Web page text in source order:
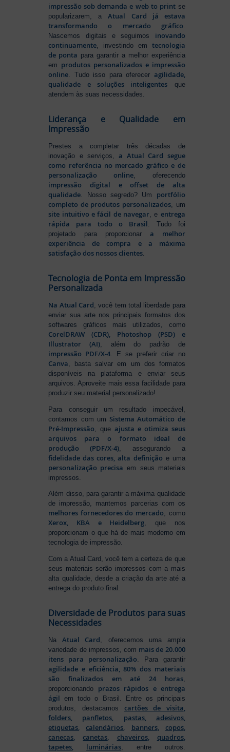
impressão sob demanda e web to printse
popularizarem, aAtual Card já estava
transformando o mercado gráfico.
Nascemos digitais e seguimos inovando
continuamente, investindo em tecnologia
de ponta para garantir a melhor experiência
em produtos personalizados e impressão
online. Tudo isso para oferecer agilidade,
qualidade e soluções inteligentes que
atendem às suas necessidades.
Liderança e Qualidade em
Impressão
Prestes a completar três décadas de
inovação e serviços,a Atual Card segue
como referência no mercado gráfico e de
personalização online, oferecendo
impressão digital e offset de alta
qualidade. Nosso segredo? Um portfólio
completo de produtos personalizados, um
site intuitivo e fácil de navegar, e entrega
rápida para todo o Brasil. Tudo foi
projetado para proporcionara melhor
experiência de compra e a máxima
satisfação dos nossos clientes.
Tecnologia de Ponta em Impressão
Personalizada
Na Atual Card , você tem total liberdade para
enviar sua arte nos principais formatos dos
softwares gráficos mais utilizados, como
CorelDRAW (CDR), Photoshop (PSD) e
Illustrator (AI) , além do padrão de
impressão PDF/X-4 . E se preferir criar no
Canva , basta salvar em um dos formatos
disponíveis na plataforma e enviar seus
arquivos. Aproveite mais essa facilidade para
produzir seu material personalizado!
Para conseguir um resultado impecável,
contamos com um Sistema Automático de
Pré-Impressão , queajusta e otimiza seus
arquivos para o formato ideal de
produção (PDF/X-4) , assegurando a
fidelidade das cores, alta definição e uma
personalização precisa em seus materiais
impressos.
Além disso, para garantir a máxima qualidade
de impressão, mantemos parcerias com os
melhores fornecedores do mercado, como
Xerox, KBA e Heidelberg, que nos
proporcionam o que há de mais moderno em
tecnologia de impressão.
Com a Atual Card, você tem a certeza de que
seus materiais serão impressos com a mais
alta qualidade, desde a criação da arte até a
entrega do produto final.
Diversidade de Produtos para suas
Necessidades
NaAtual Card , oferecemos uma ampla
variedade de impressos, com mais de 20.000
itens para personalização . Para garantir
agilidade e eficiência, 80% dos materiais
são finalizados em até 24 horas,
proporcionando prazos rápidos e entrega
ágil em todo o Brasil. Entre os principais
produtos, destacamos cartões de visita,
folders, panfletos, pastas, adesivos,
etiquetas,calendários, banners, copos,
canecas,canetas, chaveiros, quadros,
tapetes, luminárias , entre outros.